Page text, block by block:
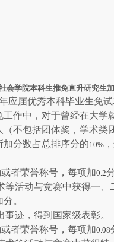
会学院本科生推免直升研究生
应届优秀本科毕业生免
作中，对于曾经在大学
不包括团体奖，学术类
分数占总排序分的10%
者荣誉称号，每项加0.2
等活动与竞赛中获得一
。
事迹，得到国家级表彰。
者荣誉称号，每项加0.08